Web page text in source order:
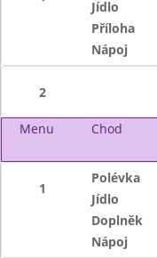
Jídlo
Příloha
Nápoj
2
Menu Chod
1
Polévka
Jídlo
Doplněk
Nápoj